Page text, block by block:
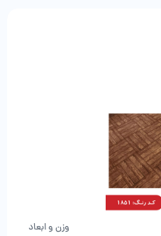
وزن و ابعاد